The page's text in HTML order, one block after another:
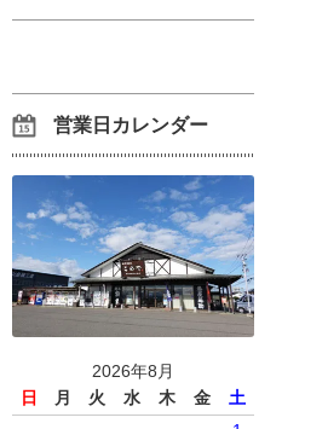
営業日カレンダー
2026年8月
日
月 火 水 木 金
土